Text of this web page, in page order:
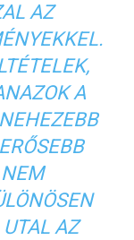
AZ
A
AZ